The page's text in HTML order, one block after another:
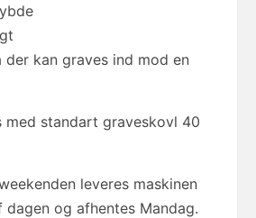
der kan graves ind mod en
med standart graveskovl 40
leveres maskinen
og afhentes Mandag.